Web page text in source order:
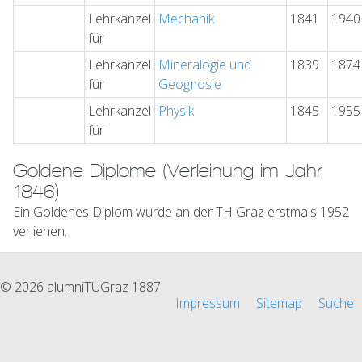
Lehrkanzel
für
Mechanik 1841 1940
Lehrkanzel
für
Mineralogie und
Geognosie
1839 1874
Lehrkanzel
für
Physik 1845 1955
Goldene Diplome (Verleihung im Jahr
1846)
Ein Goldenes Diplom wurde an der TH Graz erstmals 1952
verliehen.
© 2026 alumniTUGraz 1887
Impressum
Sitemap Suche